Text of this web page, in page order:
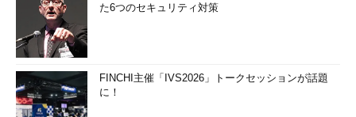
た6つのセキュリティ対策
FINCHI主催「IVS2026」トークセッションが話題
に！